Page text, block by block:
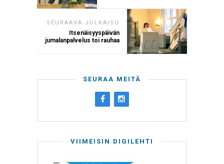
SEURAAVA JULKAISU
Itsenäisyyspäivän
jumalanpalvelus toi rauhaa
SEURAA MEITÄ
VIIMEISIN DIGILEHTI